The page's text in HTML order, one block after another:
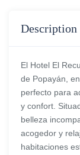
Description
El Hotel El
de Popayán,
perfecto para
y confort.
belleza
acogedor y
habitaciones